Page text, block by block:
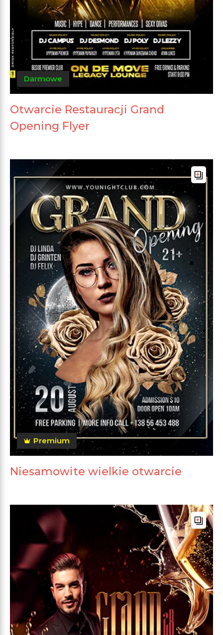
Darmowe
Otwarcie Restauracji Grand
Opening Flyer
Premium
Niesamowite wielkie otwarcie